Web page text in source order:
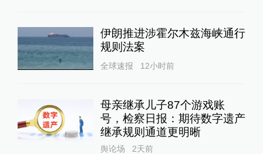
伊朗推进涉霍尔木兹海峡通行
规则法案
全球速报 12小时前
母亲继承儿子87个游戏账
号，检察日报：期待数字遗产
继承规则通道更明晰
舆论场 2天前